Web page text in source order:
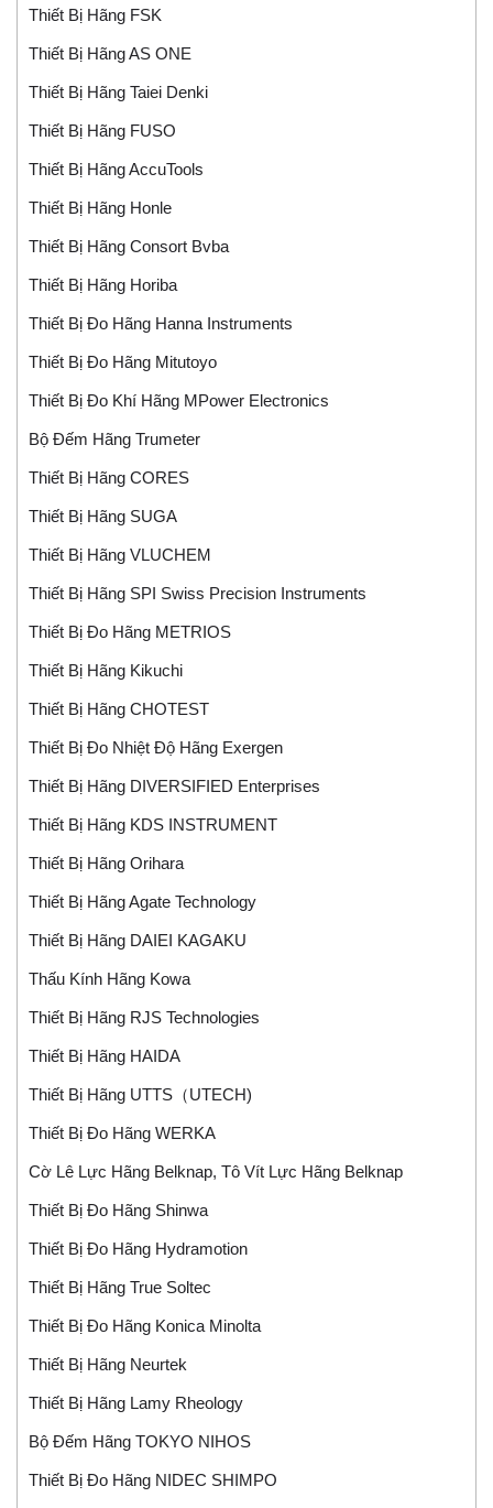
Thiết Bị Hãng FSK
Thiết Bị Hãng AS ONE
Thiết Bị Hãng Taiei Denki
Thiết Bị Hãng FUSO
Thiết Bị Hãng AccuTools
Thiết Bị Hãng Honle
Thiết Bị Hãng Consort Bvba
Thiết Bị Hãng Horiba
Thiết Bị Đo Hãng Hanna Instruments
Thiết Bị Đo Hãng Mitutoyo
Thiết Bị Đo Khí Hãng MPower Electronics
Bộ Đếm Hãng Trumeter
Thiết Bị Hãng CORES
Thiết Bị Hãng SUGA
Thiết Bị Hãng VLUCHEM
Thiết Bị Hãng SPI Swiss Precision Instruments
Thiết Bị Đo Hãng METRIOS
Thiết Bị Hãng Kikuchi
Thiết Bị Hãng CHOTEST
Thiết Bị Đo Nhiệt Độ Hãng Exergen
Thiết Bị Hãng DIVERSIFIED Enterprises
Thiết Bị Hãng KDS INSTRUMENT
Thiết Bị Hãng Orihara
Thiết Bị Hãng Agate Technology
Thiết Bị Hãng DAIEI KAGAKU
Thấu Kính Hãng Kowa
Thiết Bị Hãng RJS Technologies
Thiết Bị Hãng HAIDA
Thiết Bị Hãng UTTS（UTECH)
Thiết Bị Đo Hãng WERKA
Cờ Lê Lực Hãng Belknap, Tô Vít Lực Hãng Belknap
Thiết Bị Đo Hãng Shinwa
Thiết Bị Đo Hãng Hydramotion
Thiết Bị Hãng True Soltec
Thiết Bị Đo Hãng Konica Minolta
Thiết Bị Hãng Neurtek
Thiết Bị Hãng Lamy Rheology
Bộ Đếm Hãng TOKYO NIHOS
Thiết Bị Đo Hãng NIDEC SHIMPO